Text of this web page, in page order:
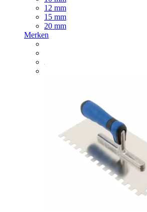
12 mm
15 mm
20 mm
Merken